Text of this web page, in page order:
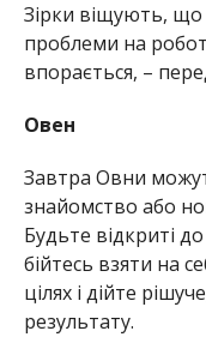
Зірки віщують, що
проблеми на
впорається, –
Овен
Завтра Овни
знайомство або
Будьте відкриті
бійтесь взяти на
цілях і дійте
результату.